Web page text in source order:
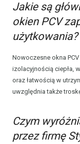
Jakie są
okien PCV
użytkowania?
Nowoczesne okna
izolacyjnością ciepła,
oraz łatwością w
uwzględnia także
Czym
przez firmę